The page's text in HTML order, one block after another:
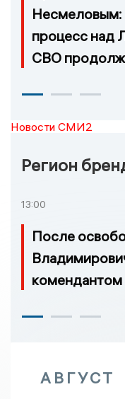
Несмеловым:
процесс над
СВО
Новости СМИ2
Регион
13:00
После
комендантом
АВГУСТ